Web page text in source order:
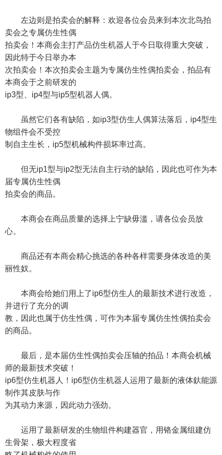
左边则是拍卖会的解释：欢迎各位会员来到本次北鸟拍
卖会之专属仿生性偶
拍卖会！本商会主打产品仿生机器人于今日取得重大突破，
因此特于今日举办本
次拍卖会！本次拍卖会主题为专属仿生性偶拍卖会，拍品有
本商会于之前研发的
ip3型、ip4型与ip5型机器人偶。
虽然它们各有缺陷，如ip3型仿生人偶算法落后，ip4型生
物组件会不受控
制自主生长，ip5型机械构件损坏率过高。
但无ip1型与ip2型无法自主行动的缺陷，因此也可作为本
届专属仿生性偶
拍卖会的商品。
本商会在商品质量的选择上宁缺毋滥，请各位会员放
心。
商品还有本商会精心挑选的各种各样需要身体改造的美
丽性奴。
本商会给她们用上了ip6型仿生人的最新技术进行改造，
并进行了充分的调
教，因此也属于仿生性偶，可作为本届专属仿生性偶拍卖会
的商品。
最后，是本届仿生性偶拍卖会压轴的拍品！本商会机械
师的最新技术突破！
ip6型仿生机器人！ip6型仿生机器人运用了最新的液体釱能源
制作其皮肤与作
为其动力来源，因此动力强劲。
运用了最新研发的生物组件构建器官，用铬金属组建仿
生骨架，极大程度省